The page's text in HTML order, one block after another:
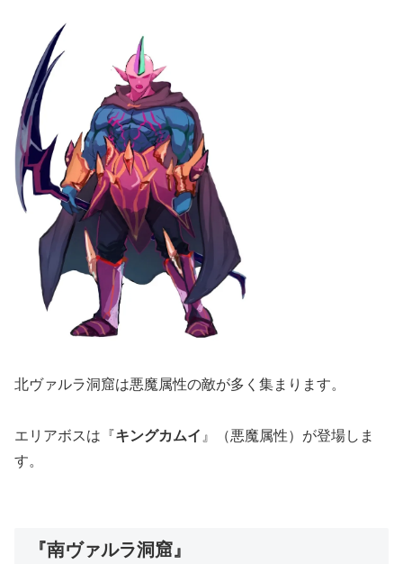
北ヴァルラ洞窟は悪魔属性の敵が多く集まります。
エリアボスは『キングカムイ 』（悪魔属性）が登場しま
す。
『南ヴァルラ洞窟』